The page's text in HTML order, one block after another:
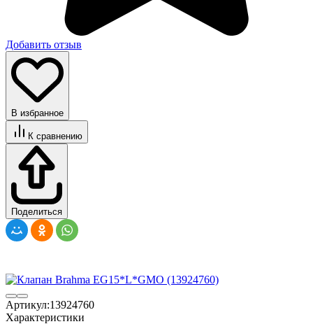
Добавить отзыв
В избранное
К сравнению
Поделиться
Артикул:13924760
Характеристики